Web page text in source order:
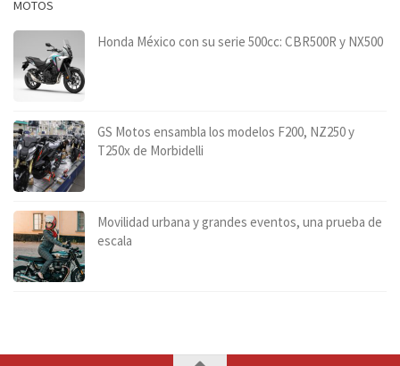
MOTOS
Honda México con su serie 500cc: CBR500R y NX500
GS Motos ensambla los modelos F200, NZ250 y
T250x de Morbidelli
Movilidad urbana y grandes eventos, una prueba de
escala